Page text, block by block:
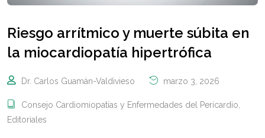
Riesgo arrítmico y muerte súbita en
la miocardiopatía hipertrófica
Dr. Carlos Guamán-Valdivieso marzo 3, 2026
Consejo Cardiomiopatías y Enfermedades del Pericardio,
Editoriales